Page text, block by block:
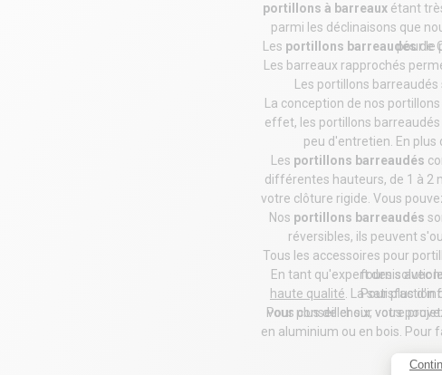
portillons à barreauxétant
parmi les déclinaisons que
pour le
Les portillons barreaudésde
Les barreaux rapprochés
Les portillons
La conception de nos
effet, les portillons
peu d'entretien. En plus
Les portillons barreaudés
différentes hauteurs, de 1 à 2
votre clôture rigide . Vous
Nos portillons barreaudés
réversibles, ils peuvent
Tous les accessoires pour
fournis avec
Pour plus
En tant qu'expert des
haute qualité . La
vous conseiller sur votre
Pour plus de choix, vous
en aluminium ou en bois. Pour